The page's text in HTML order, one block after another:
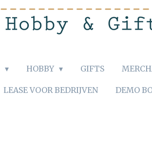
HOBBY GIFTS
LEASE VOOR BEDRIJVEN DEMO